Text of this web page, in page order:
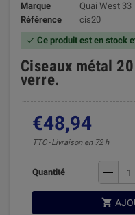
Marque
Quai West 33
Référence
cis20
 Ce produit est en stock
Ciseaux métal
verre.
€48,94
TTC Livraison en 72 h
Quantité remove
